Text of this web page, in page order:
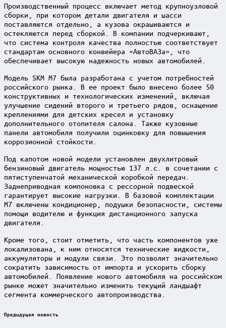
Производственный процесс включает метод крупноузловой
сборки, при котором детали двигателя и шасси
поставляются отдельно, а кузова окрашиваются и
остекляются перед сборкой. В компании подчеркивают,
что система контроля качества полностью соответствует
стандартам основного конвейера «АвтоВАЗа», что
обеспечивает высокую надежность новых автомобилей.
Модель SKM M7 была разработана с учетом потребностей
российского рынка. В ее проект было внесено более 50
конструктивных и технологических изменений, включая
улучшение сидений второго и третьего рядов, оснащение
креплениями для детских кресел и установку
дополнительного отопителя салона. Также кузовные
панели автомобиля получили оцинковку для повышения
коррозионной стойкости.
Под капотом новой модели установлен двухлитровый
бензиновый двигатель мощностью 137 л.с. в сочетании с
пятиступенчатой механической коробкой передач.
Заднеприводная компоновка с рессорной подвеской
гарантирует высокие нагрузки. В базовой комплектации
M7 включены кондиционер, подушки безопасности, системы
помощи водителю и функция дистанционного запуска
двигателя.
Кроме того, стоит отметить, что часть компонентов уже
локализована, к ним относятся технические жидкости,
аккумуляторы и модули связи. Это позволит значительно
сократить зависимость от импорта и ускорить сборку
автомобилей. Появление нового автомобиля на российском
рынке может значительно изменить текущий ландшафт
сегмента коммерческого автопроизводства.
Post
Предыдущая новость